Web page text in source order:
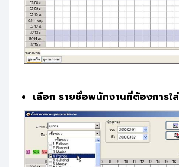
เลือก รายชื่อพนักงานที่ต้องการใ